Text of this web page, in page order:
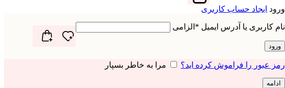
ورود ایجاد حساب کاربری
نام کاربری یا آدرس ایمیل * الزامی
ورود
رمز عبور را فراموش کرده اید؟ مرا به خاطر بسپار
ادامه